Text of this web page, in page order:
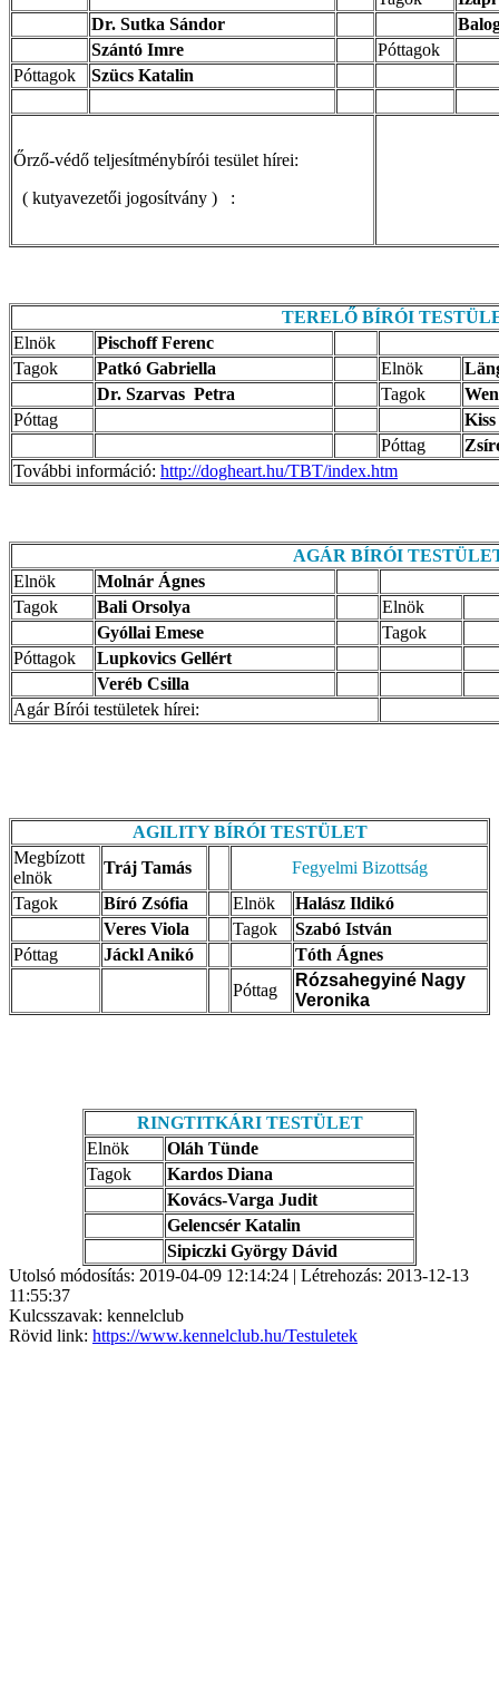
Dr. Sutka Sándor
Szántó Imre
Póttagok
Póttagok
Szücs Katalin
Őrző-védő teljesítménybírói tesület hírei:
( kutyavezetői jogosítvány ) :
TERELŐ BÍRÓI
Elnök
Pischoff Ferenc
Tagok
Patkó Gabriella Elnök
Dr. Szarvas Petra
Tagok
Póttag
Póttag
További információ: http://dogheart.hu/TBT/index.htm
AGÁR BÍRÓI
Elnök
Molnár Ágnes
Tagok
Bali Orsolya
Elnök
Gyóllai Emese
Tagok
Póttagok
Lupkovics Gellért
Veréb Csilla
Agár Bírói testületek hírei:
AGILITY BÍRÓI TESTÜLET
Megbízott
elnök
Tráj Tamás
Fegyelmi Bizottság
Tagok
Bíró Zsófia Elnök
Halász Ildikó
Veres Viola
Tagok
Szabó István
Póttag
Jáckl Anikó
Tóth Ágnes
Póttag
Rózsahegyiné Nagy
Veronika
RINGTITKÁRI TESTÜLET
Elnök
Oláh Tünde
Tagok
Kardos Diana
Kovács-Varga Judit
Gelencsér Katalin
Sipiczki György Dávid
Utolsó módosítás: 2019-04-09 12:14:24 | Létrehozás: 2013-12-13
11:55:37
Kulcsszavak: kennelclub
Rövid link: https://www.kennelclub.hu/Testuletek